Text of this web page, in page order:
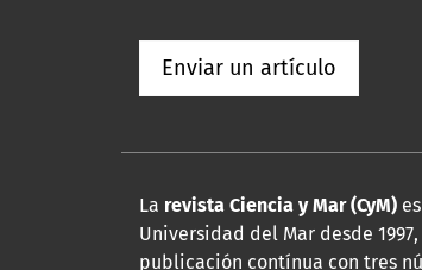
Enviar un artículo
La revista Ciencia y Mar (CyM)
Universidad del Mar desde
publicación contínua con tres